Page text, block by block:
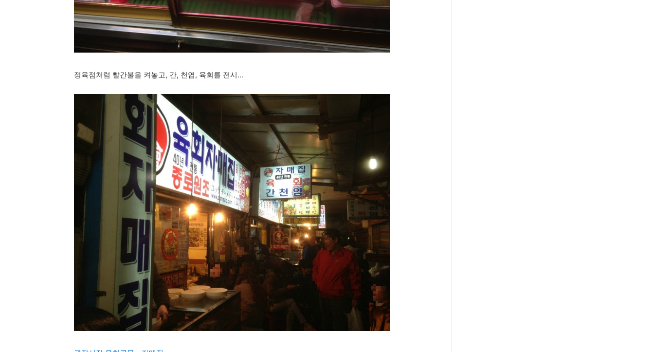
정육점처럼 빨간불을 켜놓고, 간, 천엽, 육회를 전시...